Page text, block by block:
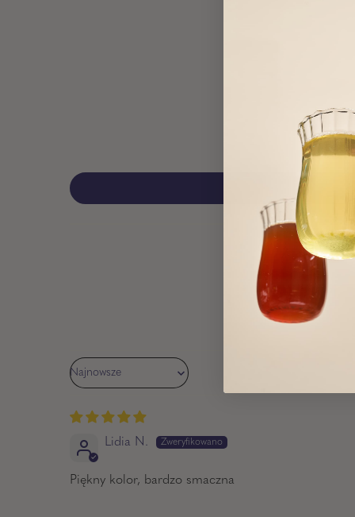
Sort by
Lidia N.
Piękny kolor, bardzo smaczna